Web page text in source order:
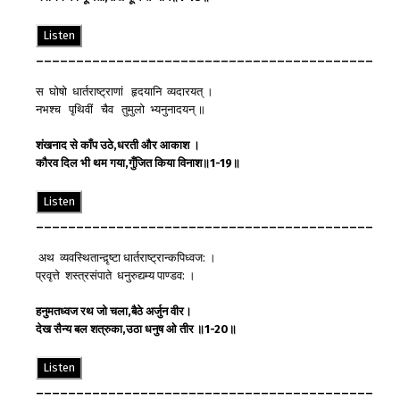
Listen
स घोषो धार्तराष्ट्राणां हृदयानि व्यदारयत् ।
नभश्च पृथिवीं चैव तुमुलो भ्यनुनादयन् ॥
शंखनादसेकाँपउठे,धरतीऔरआकाश ।
कौरवदिलभीथम गया,गुँजितकिया विनाश॥1-19 ॥
Listen
अथ व्यवस्थितान्द़ृष्टा धार्तराष्ट्रान्कपिध्वज: ।
प्रवृत्ते शस्त्रसंपाते धनुरुद्यम्य पाण्डव: ।
हनुमतध्वजरथजो चला,बैठे अर्जुनवीर।
देखसैन्यबल शत्रुका,उठा धनुषओतीर ॥1-20 ॥
Listen